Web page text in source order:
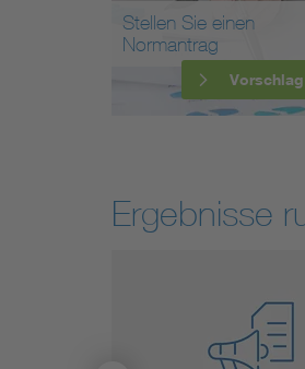
Stellen Sie einen
Normantrag
Ergebnisse